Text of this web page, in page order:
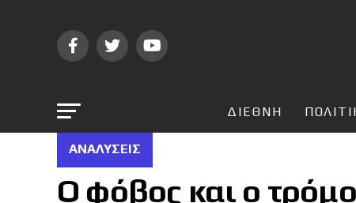
ΔΙΕΘΝΗ
ΑΝΑΛΎΣΕΙΣ
O φόβος και ο